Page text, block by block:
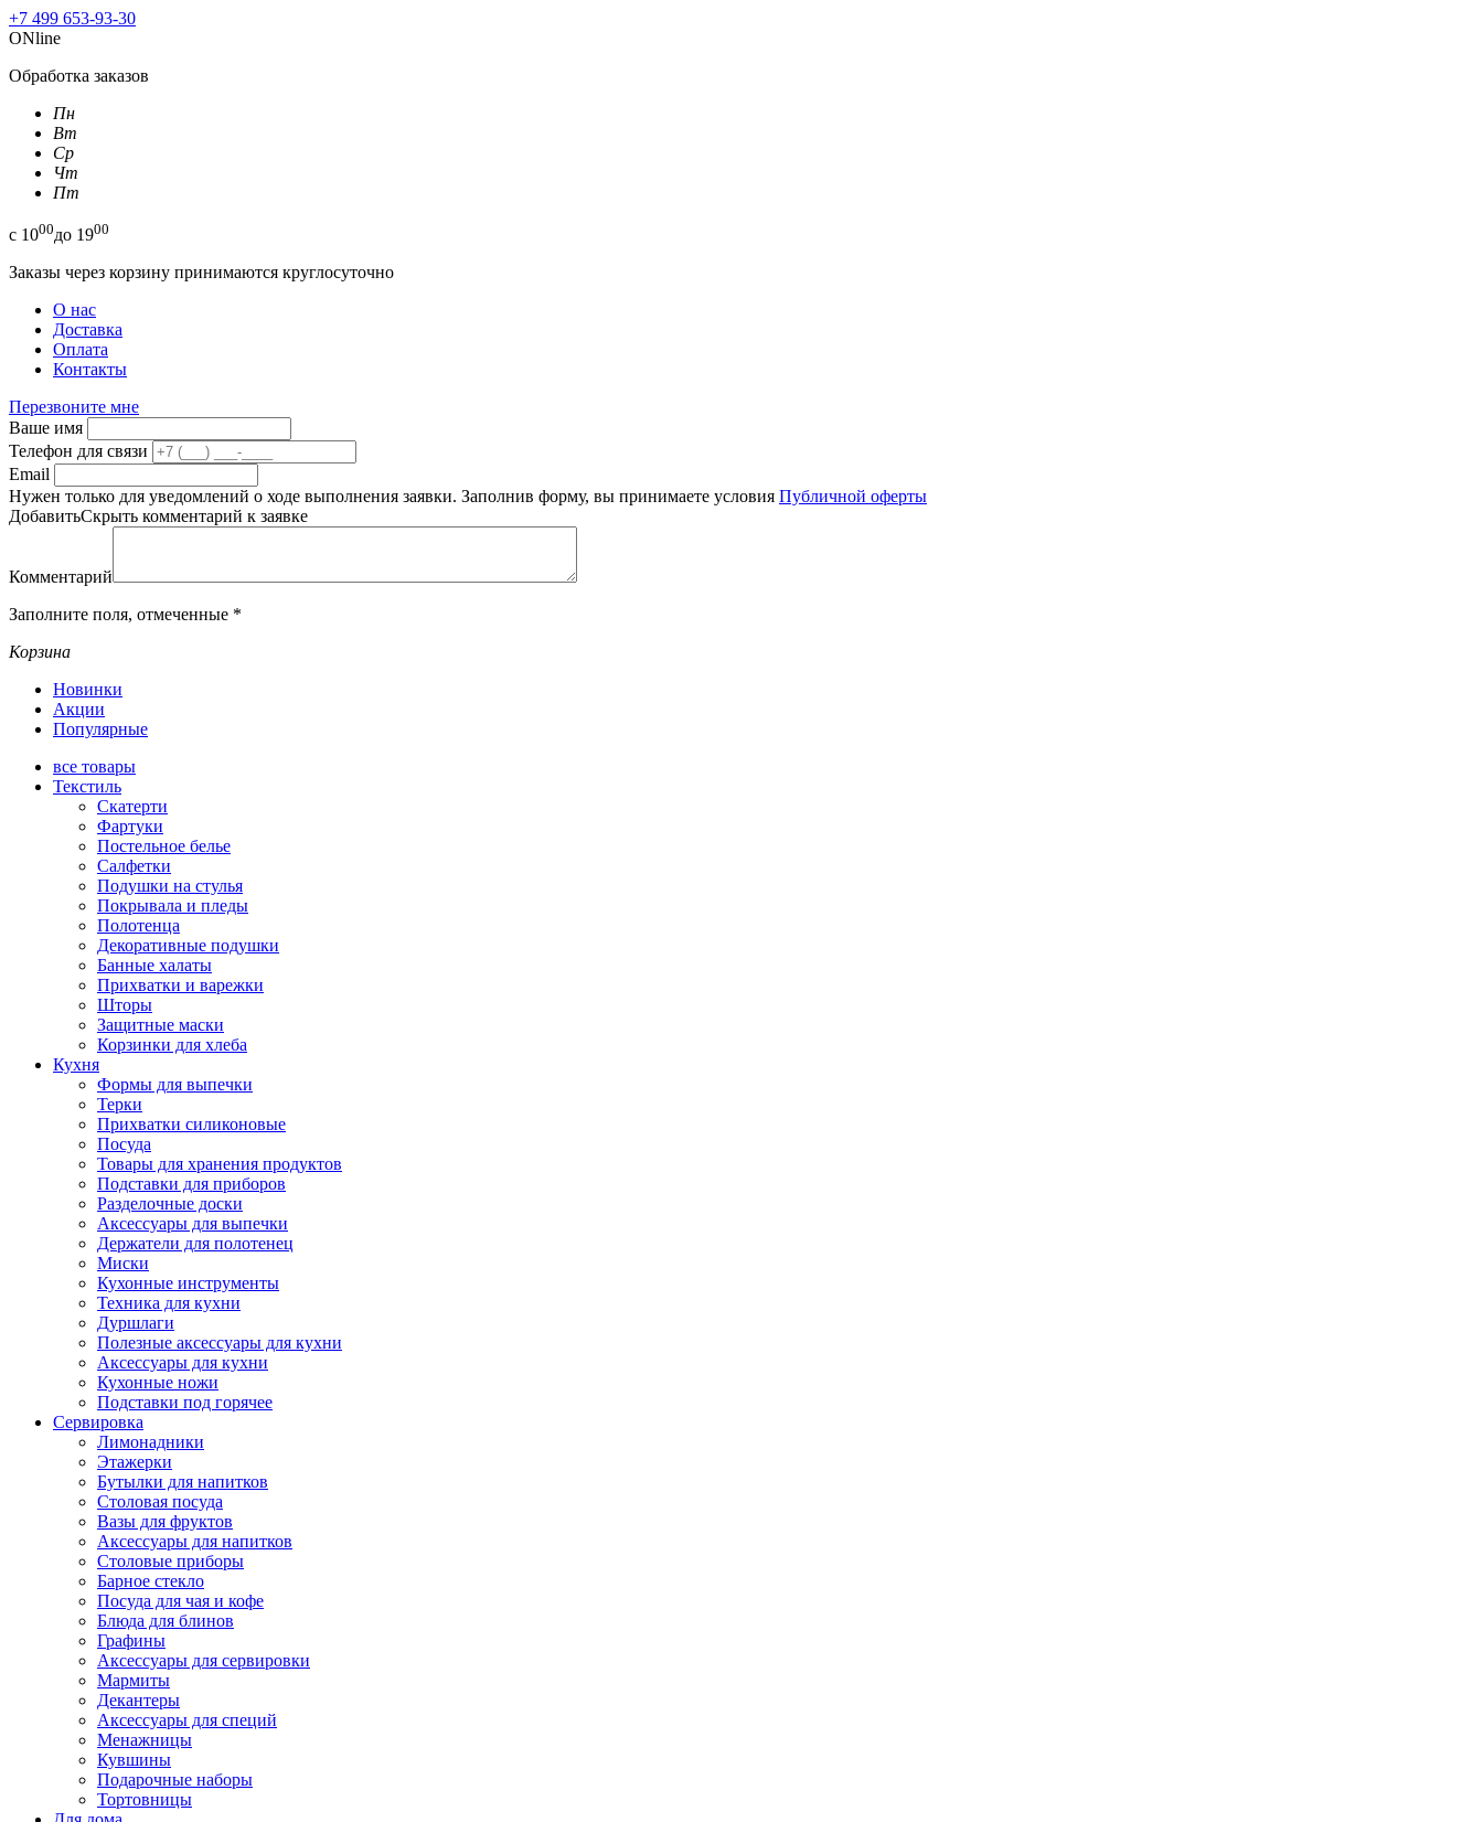
+7 499 653-93-30
ONline
Обработка заказов
Пн
Вт
Ср
Чт
Пт
с 1000до 1900
Заказы через корзину принимаются круглосуточно
О нас
Доставка
Оплата
Контакты
Перезвоните мне
Ваше имя
Телефон для связи
Email
Нужен только для уведомлений о ходе выполнения заявки. Заполнив форму, вы принимаете условия Публичной оферты
ДобавитьСкрыть комментарий к заявке
Комментарий
Заполните поля, отмеченные *
Корзина
Новинки
Акции
Популярные
все товары
Текстиль
Скатерти
Фартуки
Постельное белье
Салфетки
Подушки на стулья
Покрывала и пледы
Полотенца
Декоративные подушки
Банные халаты
Прихватки и варежки
Шторы
Защитные маски
Корзинки для хлеба
Кухня
Формы для выпечки
Терки
Прихватки силиконовые
Посуда
Товары для хранения продуктов
Подставки для приборов
Разделочные доски
Аксессуары для выпечки
Держатели для полотенец
Миски
Кухонные инструменты
Техника для кухни
Дуршлаги
Полезные аксессуары для кухни
Аксессуары для кухни
Кухонные ножи
Подставки под горячее
Сервировка
Лимонадники
Этажерки
Бутылки для напитков
Столовая посуда
Вазы для фруктов
Аксессуары для напитков
Столовые приборы
Барное стекло
Посуда для чая и кофе
Блюда для блинов
Графины
Аксессуары для сервировки
Мармиты
Декантеры
Аксессуары для специй
Менажницы
Кувшины
Подарочные наборы
Тортовницы